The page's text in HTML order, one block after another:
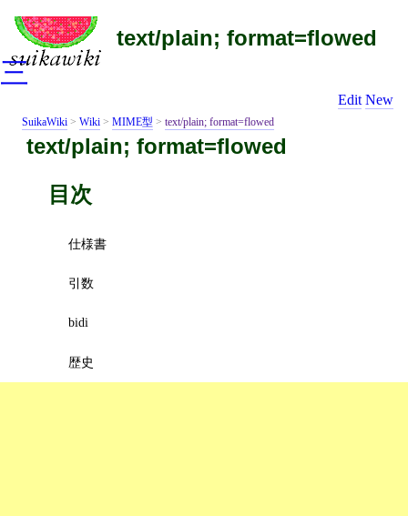
text/plain; format=flowed
Edit New
SuikaWiki > Wiki > MIME型 > text/plain; format=flowed
text/plain; format=flowed
目次
仕様書
引数
bidi
歴史
三